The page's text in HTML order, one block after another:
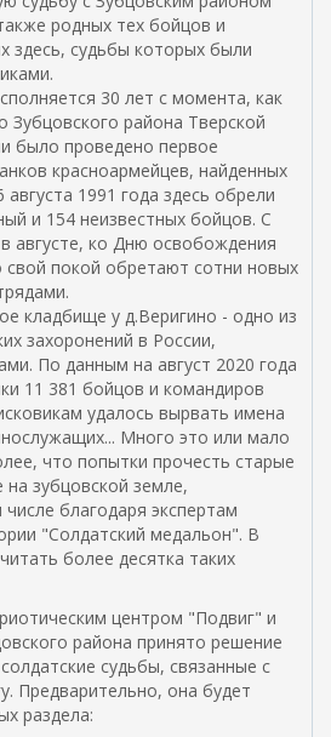
ш
н
я
с
с
ы
л
к
а
)
родных тех бойцов и
здесь, судьбы которых были
30 лет с момента, как
Зубцовского района Тверской
было проведено первое
красноармейцев, найденных
1991 года здесь обрели
и 154 неизвестных бойцов. С
августе, ко Дню освобождения
свой покой обретают сотни новых
кладбище у д.Веригино - одно из
захоронений в России,
По данным на август 2020 года
11 381 бойцов и командиров
удалось вырвать имена
Много это или мало
что попытки прочесть старые
зубцовской земле,
благодаря экспертам
"Солдатский медальон". В
более десятка таких
центром "Подвиг" и
района принято решение
судьбы, связанные с
Предварительно, она будет
раздела: